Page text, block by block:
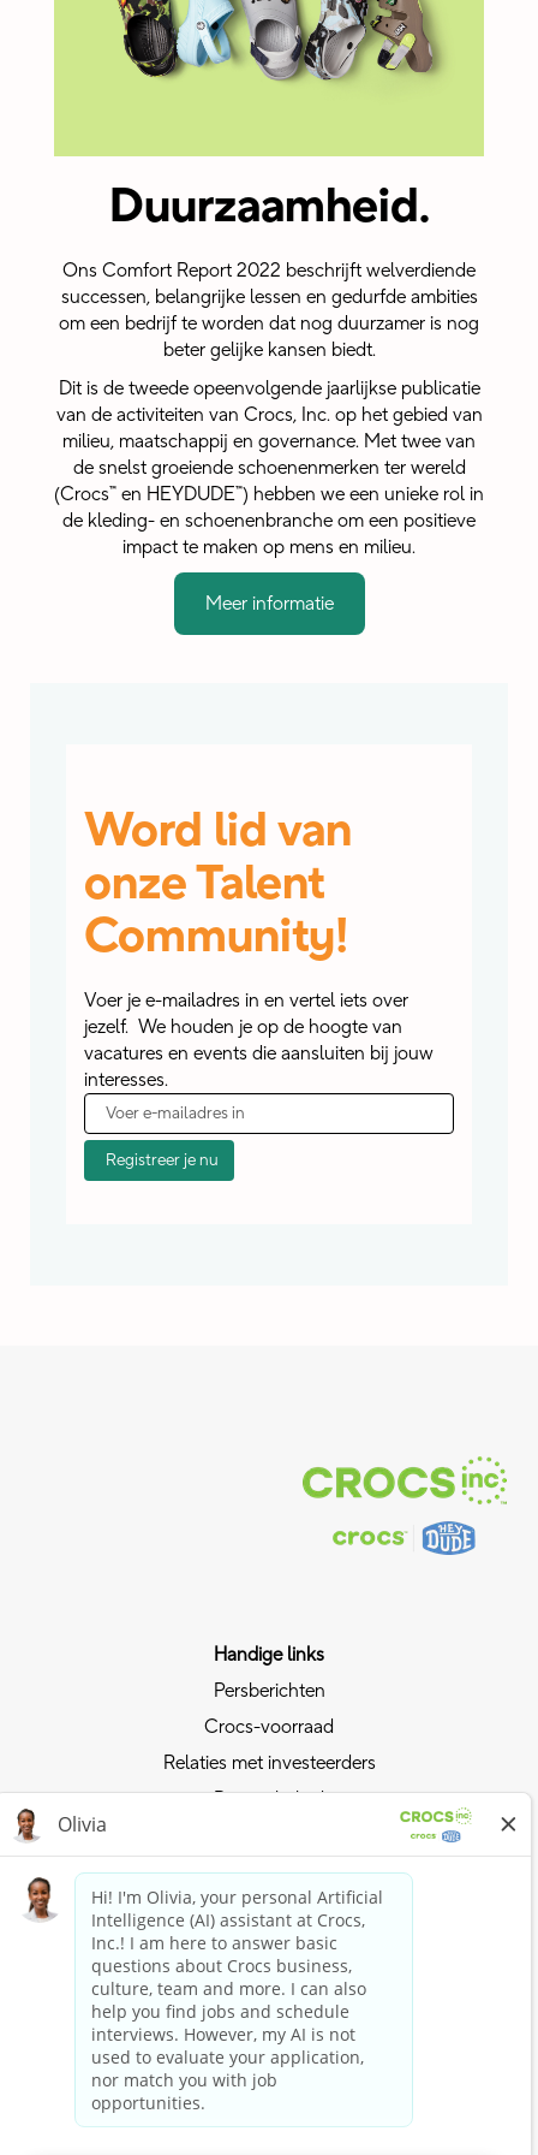
Crocs, Inc.
stimuleert een
cultuur waarin
bieden we
mogelijkheden
over de hele
wereld te
erkennen via
kudos! Deze
punten
kunnen
worden
ingewisseld
voor
verschillende
cadeaus en
activiteiten.
Duurzaamheid.
Ons Comfort Report 2022 beschrijft welverdiende
successen, belangrijke lessen en gedurfde ambities
om een bedrijf te worden dat nog duurzamer is nog
beter gelijke kansen biedt.
Dit is de tweede opeenvolgende jaarlijkse publicatie
van de activiteiten van Crocs, Inc. op het gebied van
milieu, maatschappij en governance. Met twee van
de snelst groeiende schoenenmerken ter wereld
(Crocs™ en HEYDUDE™) hebben we een unieke rol in
de kleding- en schoenenbranche om een positieve
impact te maken op mens en milieu.
Meer informatie
Word lid van
onze Talent
Community!
Voer je e-mailadres in en vertel iets over
jezelf. We houden je op de hoogte van
vacatures en events die aansluiten bij jouw
interesses.
Handige links
Persberichten
Crocs-voorraad
Relaties met investeerders
Privacybeleid
Lift mee op de sterke positie van Crocs
Lid worden van Crocs Club
Nu shoppen
Shoppen bij Crocs
Shoppen bij HEYDUDE
Blijf op de hoogte
Blijf op de hoogte van Crocs en HEYDUDE